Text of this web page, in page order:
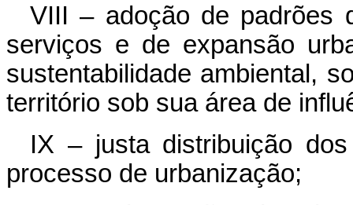
VIII – adoção de padrões
serviços e de expansão
sustentabilidade ambiental,
território sob sua área de
IX – justa distribuição
processo de urbanização;